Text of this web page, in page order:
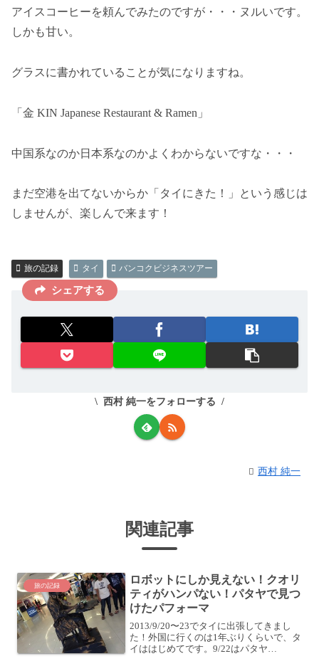
アイスコーヒーを頼んでみたのですが・・・ヌルいです。
しかも甘い。
グラスに書かれていることが気になりますね。
「金 KIN Japanese Restaurant & Ramen」
中国系なのか日本系なのかよくわからないですな・・・
まだ空港を出てないからか「タイにきた！」という感じは
しませんが、楽しんで来ます！
旅の記録 タイ バンコクビジネスツアー
シェアする
西村 純一をフォローする
西村 純一
関連記事
旅の記録
ロボットにしか見えない！クオリ
ティがハンパない！パタヤで見つ
けたパフォーマ
2013/9/20〜23でタイに出張してきまし
た！外国に行くのは1年ぶりくらいで、タ
イははじめてです。9/22はパタヤ